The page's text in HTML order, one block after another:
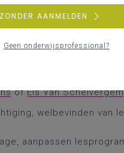
ofEls Van Schelvergem
welbevinden van
aanpassen
AANMELDEN
Geen onderwijsprofessional?